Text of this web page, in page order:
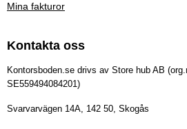
Mina fakturor
Kontakta oss
Kontorsboden.se drivs av Store hub AB
SE559494084201)
Svarvarvägen 14A, 142 50, Skogås